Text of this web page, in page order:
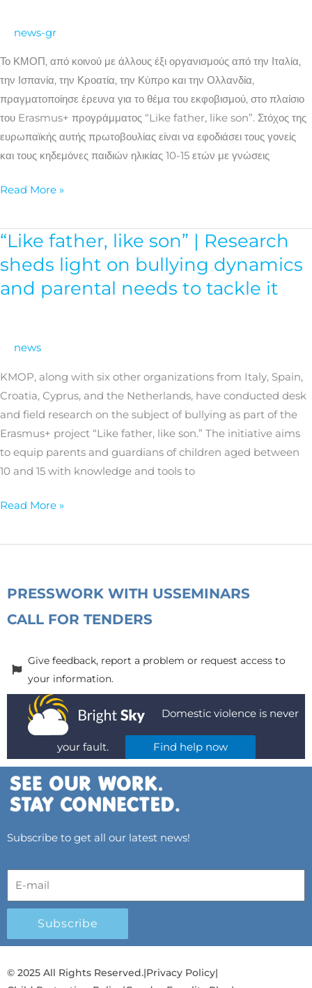
news-gr
Το ΚΜΟΠ, από κοινού με άλλους έξι οργανισμούς από την Ιταλία,
την Ισπανία, την Κροατία, την Κύπρο και την Ολλανδία,
πραγματοποίησε έρευνα για το θέμα του εκφοβισμού, στο πλαίσιο
του Erasmus+ προγράμματος “Like father, like son”. Στόχος της
ευρωπαϊκής αυτής πρωτοβουλίας είναι να εφοδιάσει τους γονείς
και τους κηδεμόνες παιδιών ηλικίας 10-15 ετών με γνώσεις
ανάγκες
Read More »
“Like father, like son” | Research
sheds light on bullying dynamics
and parental needs to tackle it
news
KMOP, along with six other organizations from Italy, Spain,
Croatia, Cyprus, and the Netherlands, have conducted desk
and field research on the subject of bullying as part of the
Erasmus+ project “Like father, like son.” The initiative aims
to equip parents and guardians of children aged between
10 and 15 with knowledge and tools to
“Like
father,
like
son”
sheds
to
Read More »
PRESSWORK WITH USSEMINARS
CALL FOR TENDERS
Give feedback, report a problem or request access to
your information.
Domestic violence is never
your fault. Find help now
Subscribe to get all our latest news!
Subscribe
© 2025 All Rights Reserved.|Privacy Policy|